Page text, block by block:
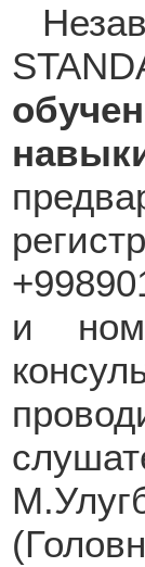
и